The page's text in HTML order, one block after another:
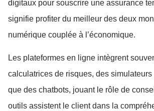
digitaux pour souscrire une assurance
signifie profiter du meilleur des deux
numérique couplée à l’économique.
Les plateformes en ligne intègrent
calculatrices de risques, des
que des chatbots, jouant le rôle de
outils assistent le client dans la